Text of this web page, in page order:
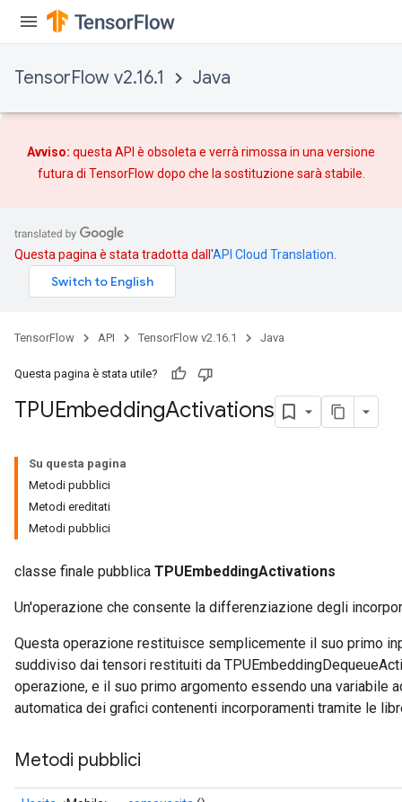
TensorFlow v2.16.1 Java
Avviso: questa API è obsoleta e verrà rimossa in una versione
futura di TensorFlow dopo che la sostituzione sarà stabile.
Questa pagina è stata tradotta dall'API Cloud Translation
TensorFlow API TensorFlow v2.16.1 Java
Questa pagina è stata utile?
TPUEmbeddingActivations
Su questa pagina
Metodi pubblici
Metodi ereditati
Metodi pubblici
classe finale pubblica TPUEmbeddingActivations
Un'operazione che consente la differenziazione degli
Questa operazione restituisce semplicemente il suo primo
suddiviso dai tensori restituiti da
operazione, e il suo primo argomento essendo una variabile
automatica dei grafici contenenti incorporamenti tramite le
Metodi pubblici